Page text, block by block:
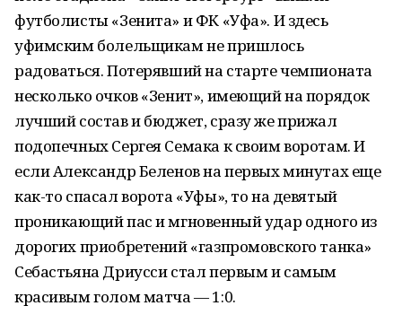
футболисты «Зенита» и ФК «Уфа». И здесь
уфимским болельщикам не пришлось
радоваться. Потерявший на старте чемпионата
несколько очков «Зенит», имеющий на порядок
лучший состав и бюджет, сразу же прижал
подопечных Сергея Семака к своим воротам. И
если Александр Беленов на первых минутах еще
как-то спасал ворота «Уфы», то на девятый
проникающий пас и мгновенный удар одного из
дорогих приобретений «газпромовского танка»
Себастьяна Дриусси стал первым и самым
красивым голом матча — 1:0.